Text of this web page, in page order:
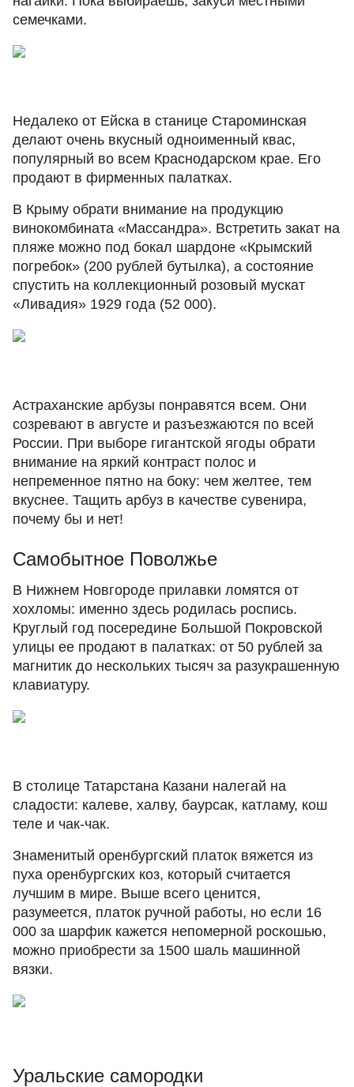
семечками.
Недалеко от Ейска в станице Староминская
делают очень вкусный одноименный квас,
популярный во всем Краснодарском крае. Его
продают в фирменных палатках.
В Крыму обрати внимание на продукцию
винокомбината «Массандра». Встретить закат на
пляже можно под бокал шардоне «Крымский
погребок» (200 рублей бутылка), а состояние
спустить на коллекционный розовый мускат
«Ливадия» 1929 года (52 000).
Астраханские арбузы понравятся всем. Они
созревают в августе и разъезжаются по всей
России. При выборе гигантской ягоды обрати
внимание на яркий контраст полос и
непременное пятно на боку: чем желтее, тем
вкуснее. Тащить арбуз в качестве сувенира,
почему бы и нет!
Самобытное Поволжье
В Нижнем Новгороде прилавки ломятся от
хохломы: именно здесь родилась роспись.
Круглый год посередине Большой Покровской
улицы ее продают в палатках: от 50 рублей за
магнитик до нескольких тысяч за разукрашенную
клавиатуру.
В столице Татарстана Казани налегай на
сладости: калеве, халву, баурсак, катламу, кош
теле и чак-чак.
Знаменитый оренбургский платок вяжется из
пуха оренбургских коз, который считается
лучшим в мире. Выше всего ценится,
разумеется, платок ручной работы, но если 16
000 за шарфик кажется непомерной роскошью,
можно приобрести за 1500 шаль машинной
вязки.
Уральские самородки